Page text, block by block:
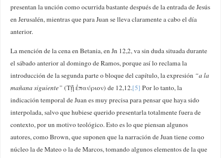
presentan la unción como ocurrida bastante después de la entrada de Jesús
en Jerusalén, mientras que para Juan se lleva claramente a cabo el día
anterior.
La mención de la cena en Betania, en Jn 12,2, va sin duda situada durante
el sábado anterior al domingo de Ramos, porque así lo reclama la
introducción de la segunda parte o bloque del capítulo, la expresión “a la
mañana siguiente”(Τῇ ἐπαύριον) de 12,12.[5] Por lo tanto, la
indicación temporal de Juan es muy precisa para pensar que haya sido
interpolada, salvo que hubiese querido presentarla totalmente fuera de
contexto, por un motivo teológico. Esto es lo que piensan algunos
autores, como Brown, que suponen que la narración de Juan tiene como
núcleo la de Mateo o la de Marcos, tomando algunos elementos de la que